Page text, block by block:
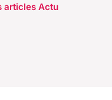
articles Actu